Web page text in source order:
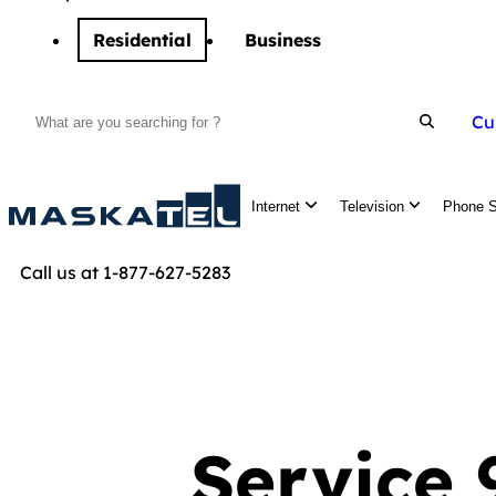
Residential Business
Search
Internet Television Phone
Call us at 1-877-627-5283